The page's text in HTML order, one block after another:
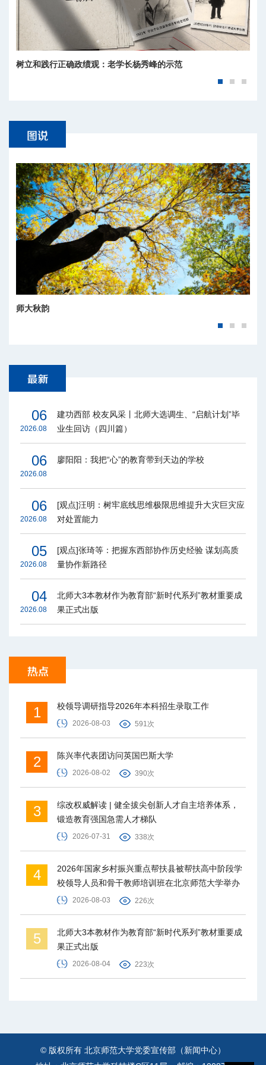
树立和践行正确政绩观：老学长杨秀峰的示范
师大秋韵
06
2026.08
建功西部 校友风采丨北师大选调生、“启航计划”毕
业生回访（四川篇）
06
2026.08
廖阳阳：我把“心”的教育带到天边的学校
06
2026.08
[观点]汪明：树牢底线思维极限思维提升大灾巨灾应
对处置能力
05
2026.08
[观点]张琦等：把握东西部协作历史经验 谋划高质
量协作新路径
04
2026.08
北师大3本教材作为教育部“新时代系列”教材重要成
果正式出版
1 校领导调研指导2026年本科招生录取工作
2026-08-03 591次
2 陈兴率代表团访问英国巴斯大学
2026-08-02 390次
3
综改权威解读 | 健全拔尖创新人才自主培养体系，
锻造教育强国急需人才梯队
2026-07-31 338次
4
2026年国家乡村振兴重点帮扶县被帮扶高中阶段学
校领导人员和骨干教师培训班在北京师范大学举办
2026-08-03 226次
5
北师大3本教材作为教育部“新时代系列”教材重要成
果正式出版
2026-08-04 223次
© 版权所有 北京师范大学党委宣传部（新闻中心）